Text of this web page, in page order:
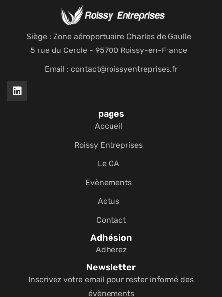
Siège : Zone aéroportuaire Charles de Gaulle
5 rue du Cercle - 95700 Roissy-en-France
Email : contact@roissyentreprises.fr
pages
Accueil
Roissy Entreprises
Le CA
Evènements
Actus
Contact
Adhésion
Adhérez
Newsletter
Inscrivez votre email pour rester informé des
évènements